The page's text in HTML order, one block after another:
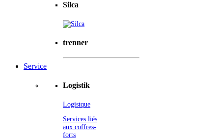
Silca
trenner
Service
Logistik
Logistque
Services liés
aux coffres-
forts